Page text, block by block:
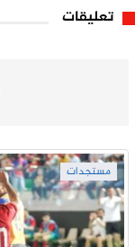
تعليقات
مستجدات